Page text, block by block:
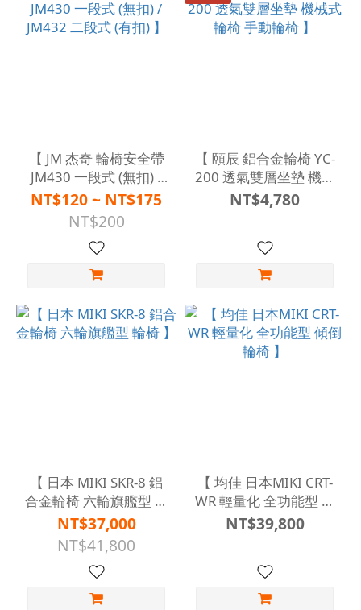
【 JM 杰奇 輪椅安全帶
JM430 一段式 (無扣) /
JM432 二段式 (有扣) 】
NT$120 ~ NT$175
NT$200
【 頤辰 鋁合金輪椅 YC-
200 透氣雙層坐墊 機械
式輪椅 手動輪椅 】
NT$4,780
【 日本 MIKI SKR-8 鋁
合金輪椅 六輪旗艦型 輪
椅 】
NT$37,000
NT$41,800
【 均佳 日本MIKI CRT-
WR 輕量化 全功能型 傾
倒 輪椅 】
NT$39,800